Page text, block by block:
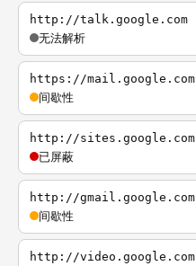
http://talk.google.com
无法解析
https://mail.google.com
间歇性
http://sites.google.com
已屏蔽
http://gmail.google.com
间歇性
http://video.google.com